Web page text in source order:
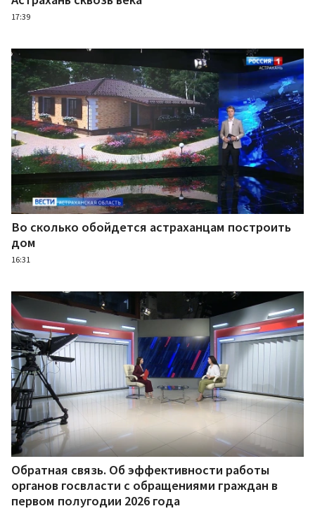
17:39
Во сколько обойдется астраханцам построить
дом
16:31
Обратная связь. Об эффективности работы
органов госвласти с обращениями граждан в
первом полугодии 2026 года